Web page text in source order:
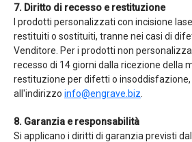
7. Diritto di recesso e restituzione
I prodotti personalizzati con incisione
restituiti o sostituiti, tranne nei casi di
Venditore. Per i prodotti non
recesso di 14 giorni dalla ricezione della
restituzione per difetti o
all'indirizzo info@engrave.biz
8. Garanzia e responsabilità
Si applicano i diritti di garanzia previsti